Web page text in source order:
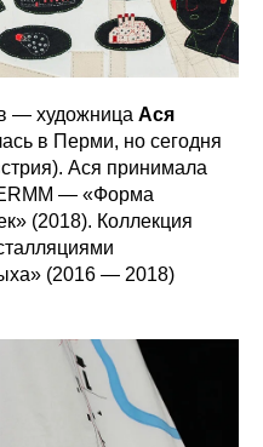
— художница Ася
в Перми, но сегодня
Ася принимала
— «Форма
(2018). Коллекция
(2016 — 2018)